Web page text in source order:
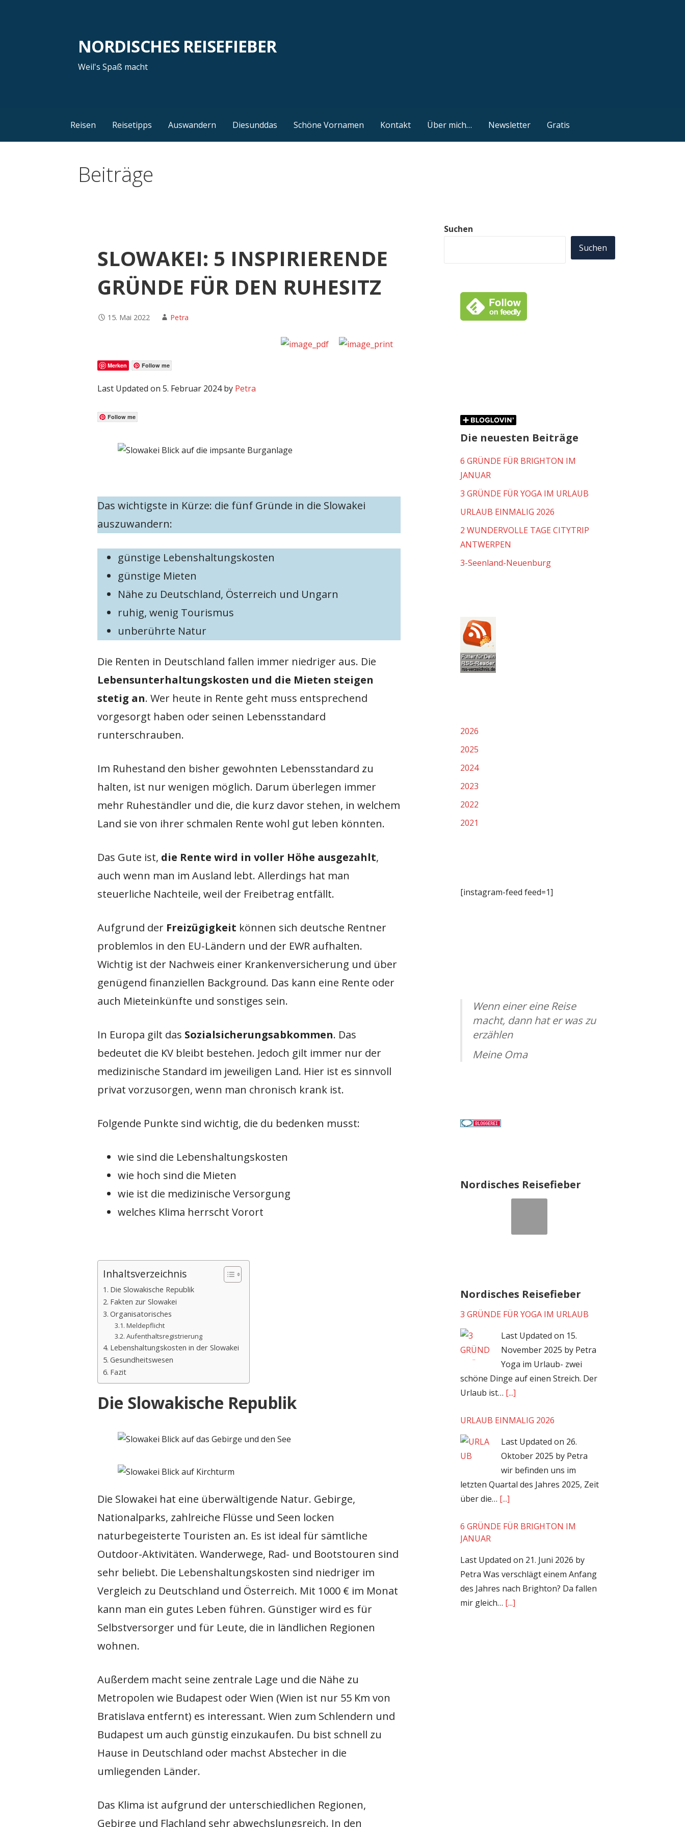
NORDISCHES REISEFIEBER
Weil's Spaß macht
Reisen Reisetipps Auswandern Diesunddas Schöne Vornamen Kontakt Über mich… Newsletter Gratis
Beiträge
SLOWAKEI: 5 INSPIRIERENDE
GRÜNDE FÜR DEN RUHESITZ
15. Mai 2022 Petra
Merken Follow me
Last Updated on 5. Februar 2024 by Petra
Follow me
Das wichtigste in Kürze: die fünf Gründe in die Slowakei
auszuwandern:
günstige Lebenshaltungskosten
günstige Mieten
Nähe zu Deutschland, Österreich und Ungarn
ruhig, wenig Tourismus
unberührte Natur
Die Renten in Deutschland fallen immer niedriger aus. Die
Lebensunterhaltungskosten und die Mieten steigen
stetig an. Wer heute in Rente geht muss entsprechend
vorgesorgt haben oder seinen Lebensstandard
runterschrauben.
Im Ruhestand den bisher gewohnten Lebensstandard zu
halten, ist nur wenigen möglich. Darum überlegen immer
mehr Ruheständler und die, die kurz davor stehen, in welchem
Land sie von ihrer schmalen Rente wohl gut leben könnten.
Das Gute ist, die Rente wird in voller Höhe ausgezahlt,
auch wenn man im Ausland lebt. Allerdings hat man
steuerliche Nachteile, weil der Freibetrag entfällt.
Aufgrund der Freizügigkeit können sich deutsche Rentner
problemlos in den EU-Ländern und der EWR aufhalten.
Wichtig ist der Nachweis einer Krankenversicherung und über
genügend finanziellen Background. Das kann eine Rente oder
auch Mieteinkünfte und sonstiges sein.
In Europa gilt das Sozialsicherungsabkommen. Das
bedeutet die KV bleibt bestehen. Jedoch gilt immer nur der
medizinische Standard im jeweiligen Land. Hier ist es sinnvoll
privat vorzusorgen, wenn man chronisch krank ist.
Folgende Punkte sind wichtig, die du bedenken musst:
wie sind die Lebenshaltungskosten
wie hoch sind die Mieten
wie ist die medizinische Versorgung
welches Klima herrscht Vorort
Inhaltsverzeichnis
Die Slowakische Republik
Fakten zur Slowakei
Organisatorisches
Meldepflicht
Aufenthaltsregistrierung
Lebenshaltungskosten in der Slowakei
Gesundheitswesen
Fazit
Die Slowakische Republik
Die Slowakei hat eine überwältigende Natur. Gebirge,
Nationalparks, zahlreiche Flüsse und Seen locken
naturbegeisterte Touristen an. Es ist ideal für sämtliche
Outdoor-Aktivitäten. Wanderwege, Rad- und Bootstouren sind
sehr beliebt. Die Lebenshaltungskosten sind niedriger im
Vergleich zu Deutschland und Österreich. Mit 1000 € im Monat
kann man ein gutes Leben führen. Günstiger wird es für
Selbstversorger und für Leute, die in ländlichen Regionen
wohnen.
Außerdem macht seine zentrale Lage und die Nähe zu
Metropolen wie Budapest oder Wien (Wien ist nur 55 Km von
Bratislava entfernt) es interessant. Wien zum Schlendern und
Budapest um auch günstig einzukaufen. Du bist schnell zu
Hause in Deutschland oder machst Abstecher in die
umliegenden Länder.
Das Klima ist aufgrund der unterschiedlichen Regionen,
Gebirge und Flachland sehr abwechslungsreich. In den
Suchen
Suchen
Die neuesten Beiträge
6 GRÜNDE FÜR BRIGHTON IM
JANUAR
3 GRÜNDE FÜR YOGA IM URLAUB
URLAUB EINMALIG 2026
2 WUNDERVOLLE TAGE CITYTRIP
ANTWERPEN
3-Seenland-Neuenburg
2026
2025
2024
2023
2022
2021
[instagram-feed feed=1]
Wenn einer eine Reise
macht, dann hat er was zu
erzählen
Meine Oma
Nordisches Reisefieber
Nordisches Reisefieber
3 GRÜNDE FÜR YOGA IM URLAUB
Last Updated on 15.
November 2025 by Petra
Yoga im Urlaub- zwei
schöne Dinge auf einen Streich. Der
Urlaub ist… [...]
URLAUB EINMALIG 2026
Last Updated on 26.
Oktober 2025 by Petra
wir befinden uns im
letzten Quartal des Jahres 2025, Zeit
über die… [...]
6 GRÜNDE FÜR BRIGHTON IM
JANUAR
Last Updated on 21. Juni 2026 by
Petra Was verschlägt einem Anfang
des Jahres nach Brighton? Da fallen
mir gleich… [...]